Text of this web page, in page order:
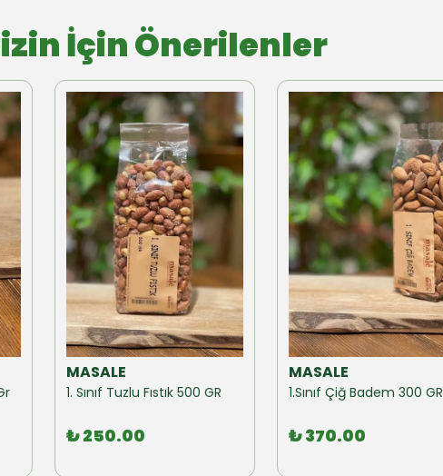
İçin Önerilenler
MASALE
1. Sınıf Tuzlu Fıstık 500 GR
₺ 250.00
MASALE
1.Sınıf Çiğ Badem 300 GR
₺ 370.00